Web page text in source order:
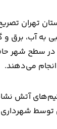
تهران
در سطح شهر
انجام می‌دهند.
آتش
توسط